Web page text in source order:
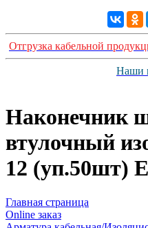
Отгрузка кабельной
Наши
Наконечник
втулочный
12 (уп.50шт)
Главная страница
Оnline заказ